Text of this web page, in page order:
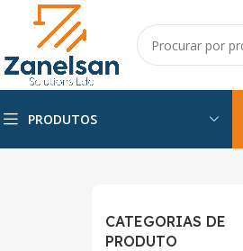
PRODUTOS
CATEGORIAS DE
PRODUTO